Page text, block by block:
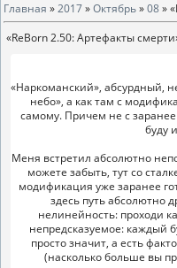
Главная »2017»Октябрь»08»
«ReBorn 2.50: Артефакты
«Наркоманский», абсурдный,
небо», а как там с
самому. Причем не с
буду
Меня встретил абсолютно
можете забыть, тут со
модификация уже заранее
здесь путь абсолютно
нелинейность: проходи
непредсказуемое: каждый
просто значит, а есть
(насколько больше вы